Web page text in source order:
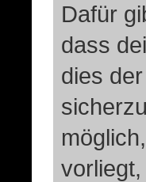
Dafür
dass
dies